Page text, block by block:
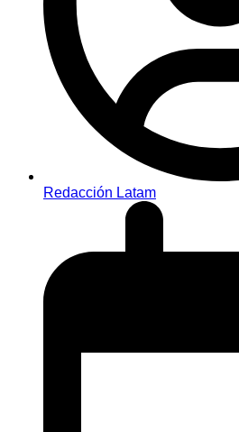
Redacción Latam